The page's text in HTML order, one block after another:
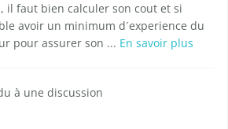
il faut bien calculer son cout et si
avoir un minimum d´experience du
pour assurer son ... En savoir plus
à une discussion